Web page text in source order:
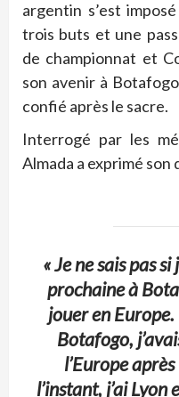
argentin s’est
trois buts et une
de championnat et
son avenir à
confié après le sacre.
Interrogé par les
Almada a exprimé son
« Je ne sais pas
prochaine à
jouer en
Botafogo,
l’Europe
l’instant, j’ai Lyon